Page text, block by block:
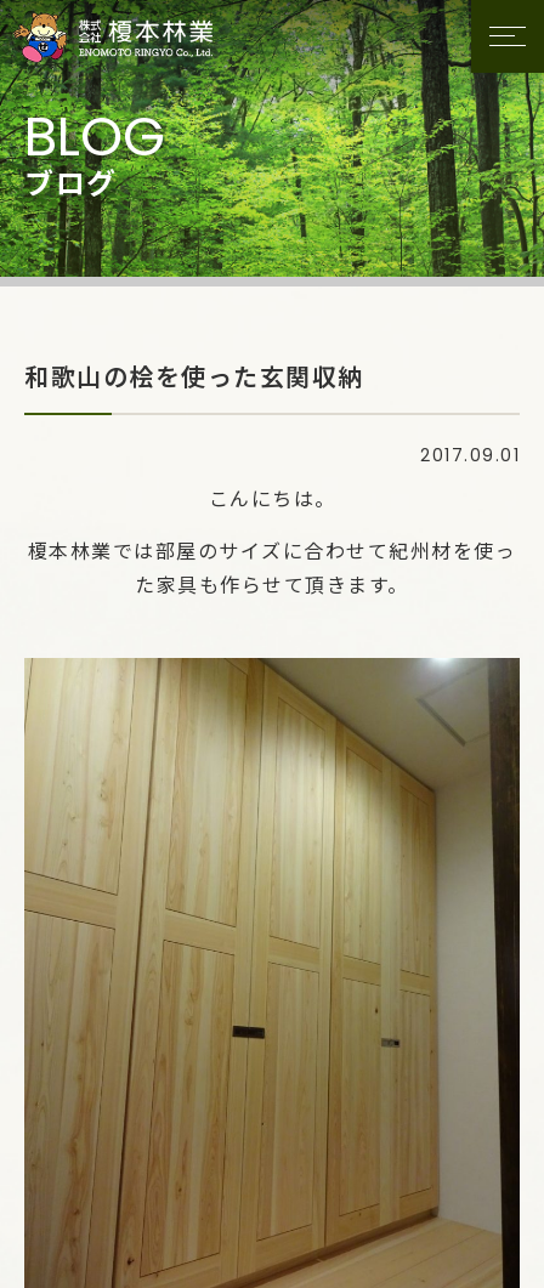
ブログ
和歌山の桧を使った玄関収納
2017.09.01
こんにちは。
榎本林業では部屋のサイズに合わせて紀州材を使っ
た家具も作らせて頂きます。